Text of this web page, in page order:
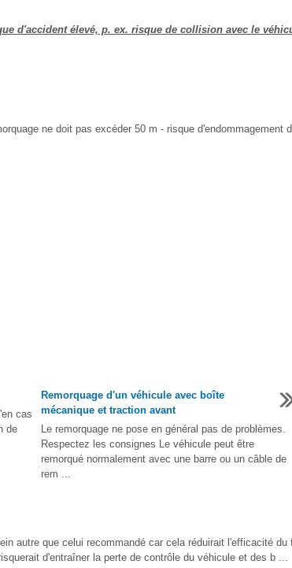
d'accident élevé, p. ex. risque de collision avec le
ne doit pas excéder 50 m - risque d'endommagement
cas
de
Remorquage d'un véhicule avec boîte
mécanique et traction avant
Le remorquage ne pose en général pas de problèmes.
Respectez les consignes Le véhicule peut être
remorqué normalement avec une barre ou un câble de
rem ...
autre que celui recommandé car cela réduirait l'efficacité du
d'entraîner la perte de contrôle du véhicule et des b ...